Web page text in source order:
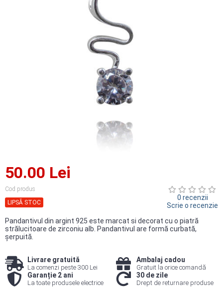
50.00 Lei
Cod produs
LIPSĂ STOC
0 recenzii
Scrie o recenzie
Pandantivul din argint 925 este marcat si decorat cu o piatră
strălucitoare de zirconiu alb. Pandantivul are formă curbată,
șerpuită.
Livrare gratuită
La comenzi peste 300 Lei
Ambalaj cadou
Gratuit la orice comandă
Garanție 2 ani
La toate produsele electrice
30 de zile
Drept de returnare produse